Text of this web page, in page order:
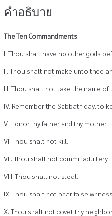
คำอธิบาย
The Ten Commandments
I. Thou shalt have no other gods
II. Thou shalt not make unto thee
III. Thou shalt not take the name of
IV. Remember the Sabbath day, to
V. Honor thy father and thy mother.
VI. Thou shalt not kill.
VII. Thou shalt not commit adultery.
VIII. Thou shalt not steal.
IX. Thou shalt not bear false
X. Thou shalt not covet thy